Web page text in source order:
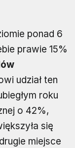
ponad 6
prawie 15%
udział ten
roku
o 42%,
się
miejsce